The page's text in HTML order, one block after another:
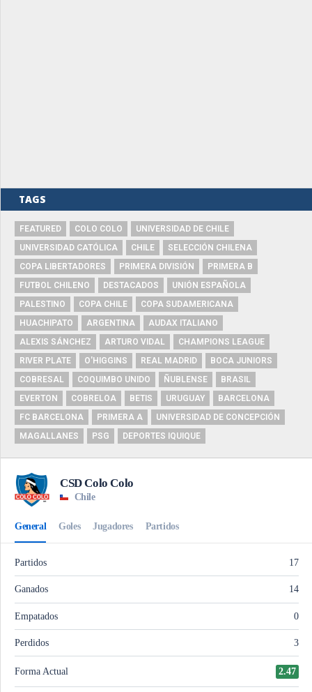
TAGS
FEATURED COLO COLO
UNIVERSIDAD DE CHILE
UNIVERSIDAD CATÓLICA
CHILE
SELECCIÓN CHILENA
COPA LIBERTADORES
PRIMERA DIVISIÓN
PRIMERA B
FUTBOL CHILENO
DESTACADOS
UNIÓN ESPAÑOLA
PALESTINO
COPA CHILE
COPA SUDAMERICANA
HUACHIPATO
ARGENTINA
AUDAX ITALIANO
ALEXIS SÁNCHEZ
ARTURO VIDAL
CHAMPIONS LEAGUE
RIVER PLATE
O'HIGGINS REAL MADRID
BOCA JUNIORS
COBRESAL
COQUIMBO UNIDO ÑUBLENSE
BRASIL
EVERTON
COBRELOA BETIS URUGUAY
BARCELONA
FC BARCELONA
PRIMERA A
UNIVERSIDAD DE CONCEPCIÓN
MAGALLANES
PSG DEPORTES IQUIQUE